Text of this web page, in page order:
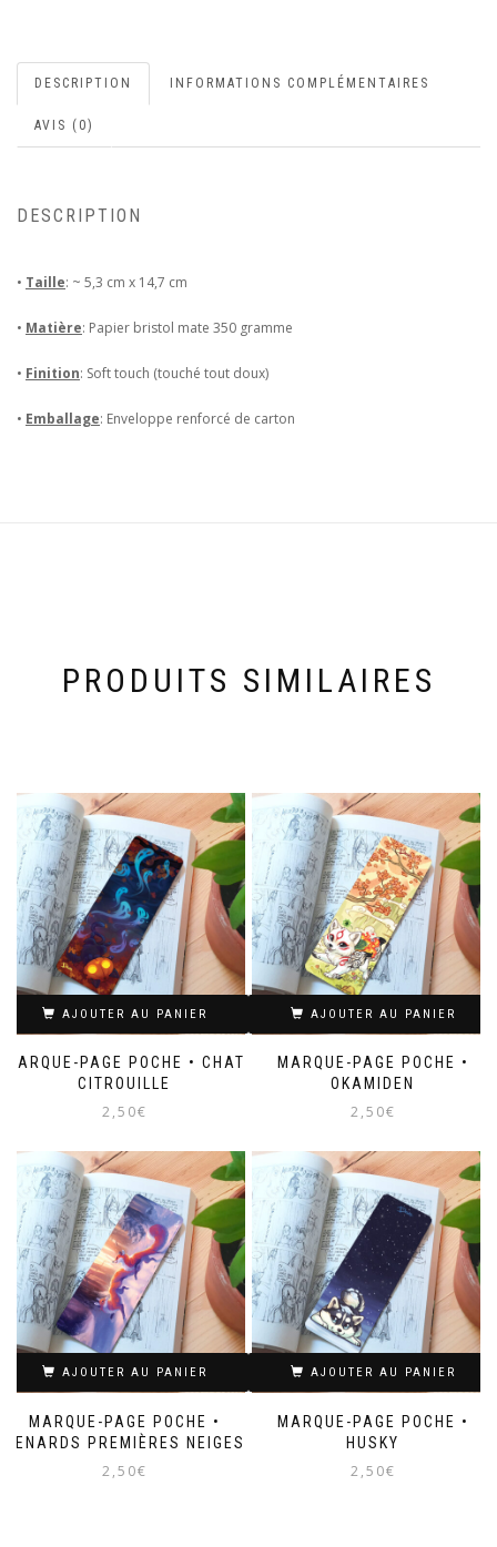
DESCRIPTION INFORMATIONS COMPLÉMENTAIRES
AVIS (0)
DESCRIPTION
• Taille: ~ 5,3 cm x 14,7 cm
• Matière: Papier bristol mate 350 gramme
• Finition: Soft touch (touché tout doux)
• Emballage: Enveloppe renforcé de carton
PRODUITS SIMILAIRES
MARQUE-PAGE POCHE • CHAT
CITROUILLE
2,50€
AJOUTER AU PANIER
MARQUE-PAGE POCHE •
OKAMIDEN
2,50€
AJOUTER AU PANIER
MARQUE-PAGE POCHE •
RENARDS PREMIÈRES NEIGES
2,50€
AJOUTER AU PANIER
MARQUE-PAGE POCHE •
HUSKY
2,50€
AJOUTER AU PANIER